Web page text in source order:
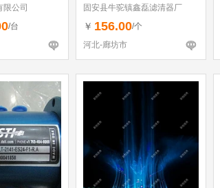
限公司
/台
固安县牛驼镇鑫磊滤清器厂
￥ 156.00/个
河北-廊坊市